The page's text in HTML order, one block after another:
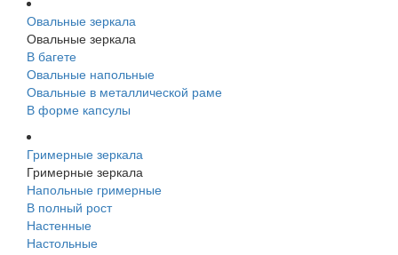
Овальные зеркала
Овальные зеркала
В багете
Овальные напольные
Овальные в металлической раме
В форме капсулы
Гримерные зеркала
Гримерные зеркала
Напольные гримерные
В полный рост
Настенные
Настольные